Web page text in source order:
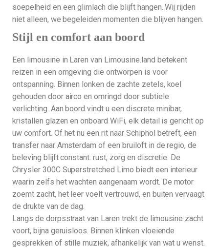
soepelheid en een glimlach die blijft hangen. Wij rijden
niet alleen, we begeleiden momenten die blijven hangen.
Stijl en comfort aan boord
Een limousine in Laren van Limousine.land betekent
reizen in een omgeving die ontworpen is voor
ontspanning. Binnen lonken de zachte zetels, koel
gehouden door airco en omringd door subtiele
verlichting. Aan boord vindt u een discrete minibar,
kristallen glazen en onboard WiFi, elk detail is gericht op
uw comfort. Of het nu een rit naar Schiphol betreft, een
transfer naar Amsterdam of een bruiloft in de regio, de
beleving blijft constant: rust, zorg en discretie. De
Chrysler 300C Superstretched Limo biedt een interieur
waarin zelfs het wachten aangenaam wordt. De motor
zoemt zacht, het leer voelt vertrouwd, en buiten vervaagt
de drukte van de dag.
Langs de dorpsstraat van Laren trekt de limousine zacht
voort, bijna geruisloos. Binnen klinken vloeiende
gesprekken of stille muziek, afhankelijk van wat u wenst.